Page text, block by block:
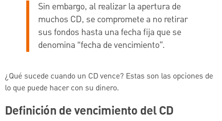
Sin embargo, al realizar la apertura de
muchos CD, se compromete a no retirar
sus fondos hasta una fecha fija que se
denomina “fecha de vencimiento”.
¿Qué sucede cuando un CD vence? Estas son las opciones de
lo que puede hacer con su dinero.
Definición de vencimiento del CD